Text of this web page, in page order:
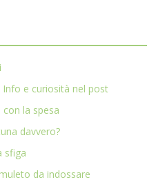
e curiosità nel post
la spesa
davvero?
sfiga
da indossare